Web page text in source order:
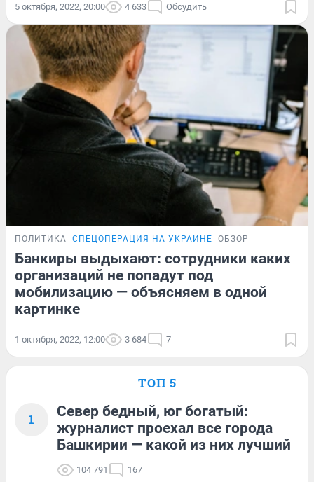
5 октября, 2022, 20:00 4 633 Обсудить
ПОЛИТИКА СПЕЦОПЕРАЦИЯ НА УКРАИНЕ ОБЗОР
Банкиры выдыхают: сотрудники каких
организаций не попадут под
мобилизацию — объясняем в одной
картинке
1 октября, 2022, 12:00 3 684 7
ТОП 5
1
Север бедный, юг богатый:
журналист проехал все города
Башкирии — какой из них лучший
104 791 167